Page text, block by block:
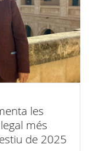
les
més
de 2025